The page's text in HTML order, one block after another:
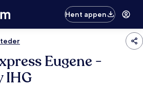
Hent appen
Eugene -
IHG